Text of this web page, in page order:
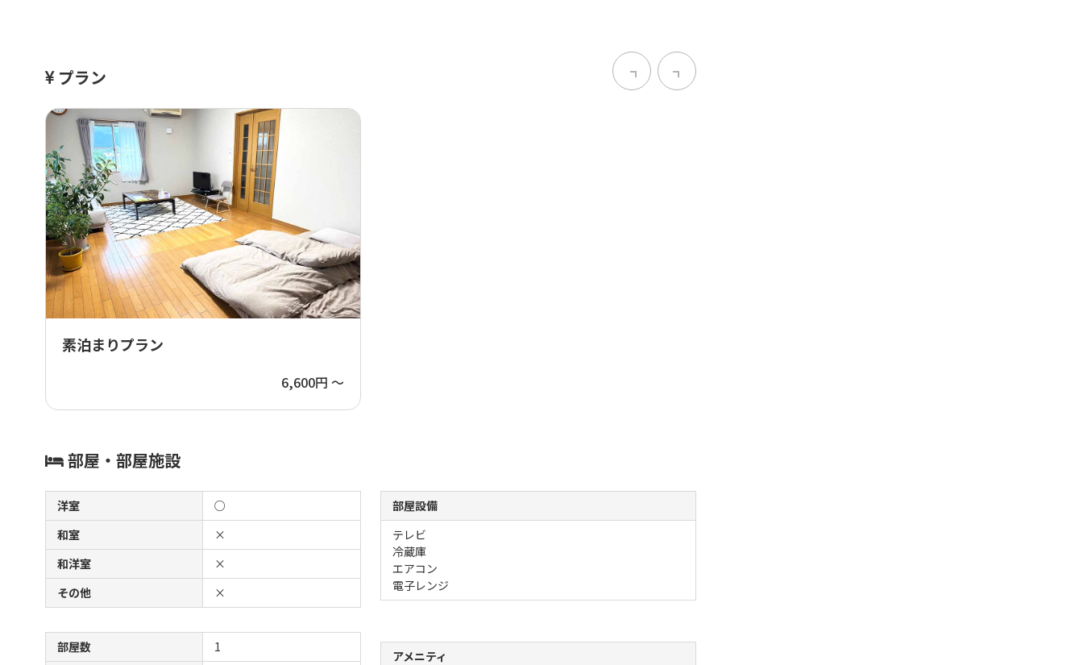
プラン
素泊まりプラン
6,600円 ～
部屋・部屋施設
洋室
○
和室
×
和洋室
×
その他
×
部屋数
1
部屋設備
テレビ
冷蔵庫
エアコン
電子レンジ
アメニティ